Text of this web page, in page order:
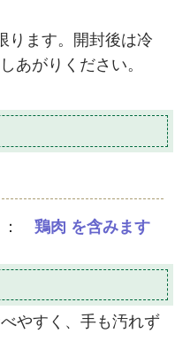
ります。開封後は冷
あがりください。
： 鶏肉 を含みます
やすく、手も汚れず